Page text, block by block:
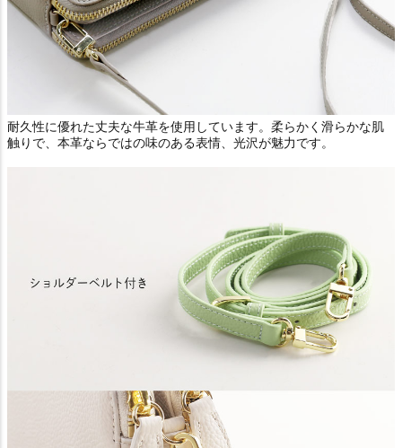
耐久性に優れた丈夫な牛革を使用しています。柔らかく滑らかな肌
触りで、本革ならではの味のある表情、光沢が魅力です。